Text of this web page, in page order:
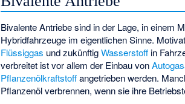
Bivalente Antriebe sind in der Lage, in einem
Hybridfahrzeuge im eigentlichen Sinne.
Flüssiggas und zukünftigWasserstoff in
verbreitet ist vor allem der Einbau von
Pflanzenölkraftstoffangetrieben werden.
Pflanzenöl verbrennen, wenn sie ihre